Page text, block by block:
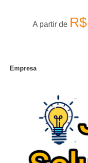
A partir de R$
Empresa